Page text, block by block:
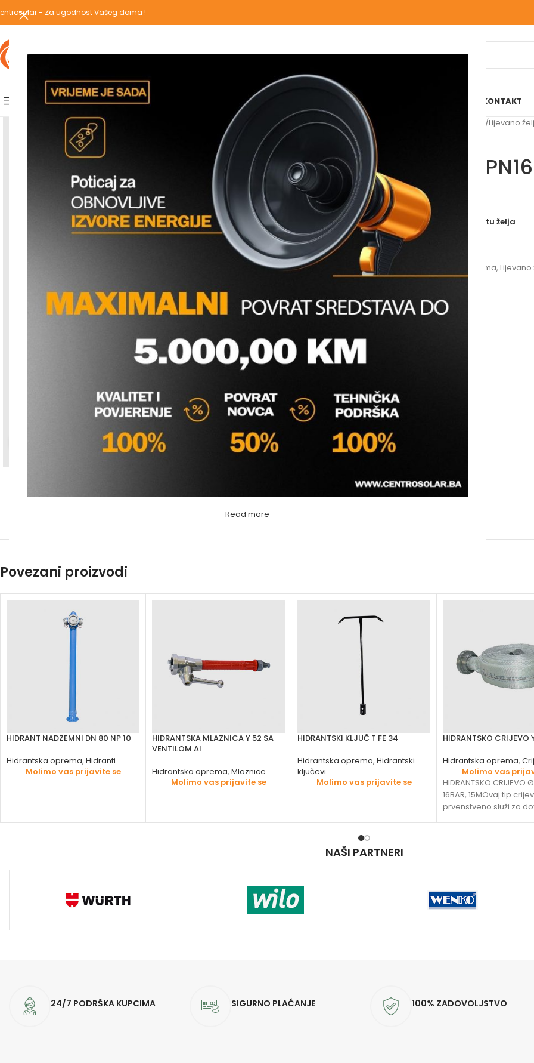
Read more
- Za ugodnost Vašeg doma !
POPULARNE KATEGORIJE PREGLEDAJ CIJELI WEBSHOP
AKCIJSKA PONUDA
O NAMANAŠE USLUGE KONTAKT
Početna /Lijevano
FF 80×400
Molimo vas prijavite se
Uporedi Dodaj na listu želja
SKU: 63069
Kategorije:
Hidrantska oprema,
Oznaka:8 rupa
Povezani proizvodi
HIDRANT NADZEMNI DN 80 NP 10
Hidrantska oprema, Hidranti
Molimo vas prijavite se
HIDRANTSKA MLAZNICA Y 52 SA
VENTILOM Al
Hidrantska oprema, Mlaznice
Molimo vas prijavite se
HIDRANTSKI KLJUČ T FE 34
Hidrantska oprema, Hidrantski
ključevi
Molimo vas prijavite se
HIDRANTSKO CRIJEVO
Hidrantska oprema,
Molimo vas
HIDRANTSKO CRIJEVO
16BAR, 15MOvaj tip
prvenstveno služi za
vode od hidranta do
NAŠI PARTNERI
24/7 PODRŠKA KUPCIMA SIGURNO PLAĆANJE 100% ZADOVOLJSTVO